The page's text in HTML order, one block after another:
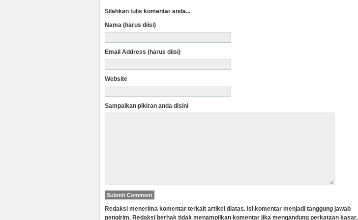
Silahkan tulis komentar anda...
Nama (harus diisi)
Email Address (harus diisi)
Website
Sampaikan pikiran anda disini
Redaksi menerima komentar terkait artikel diatas. Isi komentar menjadi tanggung jawab
pengirim. Redaksi berhak tidak menampilkan komentar jika mengandung perkataan kasar,